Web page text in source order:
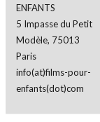
ENFANTS
5 Impasse du Petit
Modèle, 75013
Paris
info(at)films-pour-
enfants(dot)com